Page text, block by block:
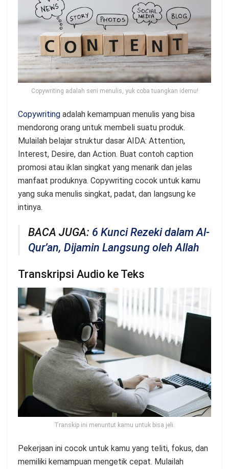
Copywriting adalah seni menulis, yuk coba tuangkan idemu!
Copywriting adalah kemampuan menulis yang bisa
mendorong orang untuk membeli suatu produk.
Mulailah belajar struktur dasar AIDA: Attention,
Interest, Desire, dan Action. Buat contoh caption
promosi atau iklan singkat yang menarik dan jelas
manfaat produknya. Copywriting cocok untuk kamu
yang suka menulis singkat, padat, dan langsung ke
intinya.
BACA JUGA: 6 Kunci Rezeki dalam Al-
Qur’an, Dijamin Langsung oleh Allah
Transkripsi Audio ke Teks
Transkip ini menuntut kamu untuk bisa jeli.
Pekerjaan ini cocok untuk kamu yang teliti, fokus, dan
memiliki kemampuan mengetik cepat. Mulailah